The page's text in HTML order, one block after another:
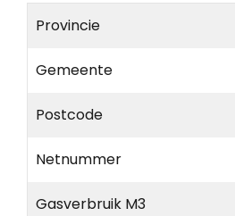
Provincie
Gemeente
Postcode
Netnummer
Gasverbruik M3